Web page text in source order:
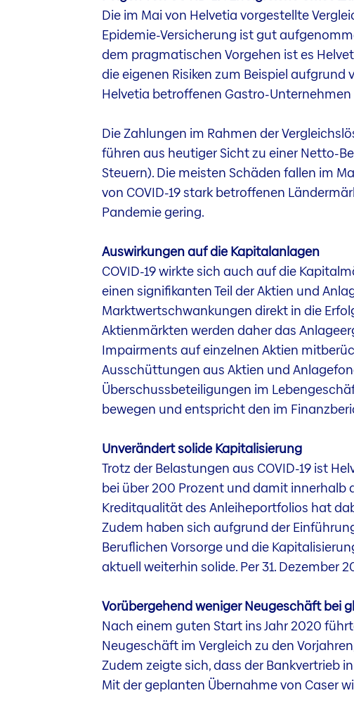
Die im Mai von Helvetia vorgestellte
Epidemie-Versicherung ist gut
dem pragmatischen Vorgehen ist es
die eigenen Risiken zum Beispiel
Helvetia betroffenen Gastro-
Die Zahlungen im Rahmen der
führen aus heutiger Sicht zu einer Netto-
Steuern). Die meisten Schäden fallen im
von COVID-19 stark betroffenen
Pandemie gering.
Auswirkungen auf die Kapitalanlagen
COVID-19 wirkte sich auch auf die
einen signifikanten Teil der Aktien und
Marktwertschwankungen direkt in die
Aktienmärkten werden daher das
Impairments auf einzelnen Aktien
Ausschüttungen aus Aktien und
Überschussbeteiligungen im
bewegen und entspricht den im
Unverändert solide Kapitalisierung
Trotz der Belastungen aus COVID-19 ist
bei über 200 Prozent und damit innerhalb
Kreditqualität des Anleiheportfolios hat
Zudem haben sich aufgrund der
Beruflichen Vorsorge und die
aktuell weiterhin solide. Per 31. Dezember
Vorübergehend weniger Neugeschäft bei
Nach einem guten Start ins Jahr 2020
Neugeschäft im Vergleich zu den
Zudem zeigte sich, dass der Bankvertrieb
Mit der geplanten Übernahme von Caser